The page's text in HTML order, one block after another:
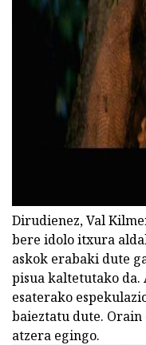
Dirudienez, Val
bere idolo itxura
askok erabaki dute
pisua kaltetutako
esaterako
baieztatu dute. Orain
atzera egingo.